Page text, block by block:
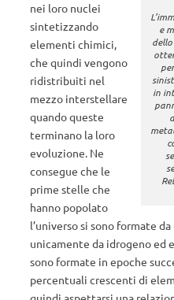
e
in
nei loro nuclei
sintetizzando
elementi chimici,
che quindi vengono
ridistribuiti nel
mezzo interstellare
quando queste
terminano la loro
evoluzione. Ne
consegue che le
prime stelle che
hanno popolato
l’universo si sono formate
unicamente da idrogeno ed
sono formate in epoche
percentuali crescenti di